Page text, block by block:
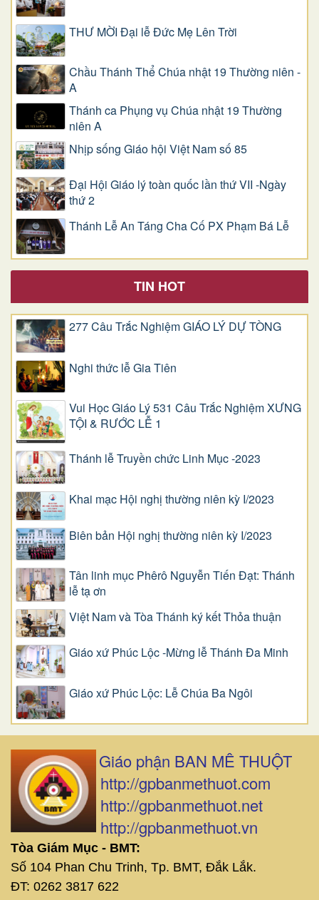
THƯ MỜI Đại lễ Đức Mẹ Lên Trời
Chầu Thánh Thể Chúa nhật 19 Thường niên -
A
Thánh ca Phụng vụ Chúa nhật 19 Thường
niên A
Nhịp sống Giáo hội Việt Nam số 85
Đại Hội Giáo lý toàn quốc lần thứ VII -Ngày
thứ 2
Thánh Lễ An Táng Cha Cố PX Phạm Bá Lễ
TIN HOT
277 Câu Trắc Nghiệm GIÁO LÝ DỰ TÒNG
Nghi thức lễ Gia Tiên
Vui Học Giáo Lý 531 Câu Trắc Nghiệm XƯNG
TỘI & RƯỚC LỄ 1
Thánh lễ Truyền chức Linh Mục -2023
Khai mạc Hội nghị thường niên kỳ I/2023
Biên bản Hội nghị thường niên kỳ I/2023
Tân linh mục Phêrô Nguyễn Tiến Đạt: Thánh
lễ tạ ơn
Việt Nam và Tòa Thánh ký kết Thỏa thuận
Giáo xứ Phúc Lộc -Mừng lễ Thánh Đa Minh
Giáo xứ Phúc Lộc: Lễ Chúa Ba Ngôi
Giáo phận BAN MÊ THUỘT
http://gpbanmethuot.com
http://gpbanmethuot.net
http://gpbanmethuot.vn
Tòa Giám Mục - BMT:
Số 104 Phan Chu Trinh, Tp. BMT, Đắk Lắk.
ĐT: 0262 3817 622